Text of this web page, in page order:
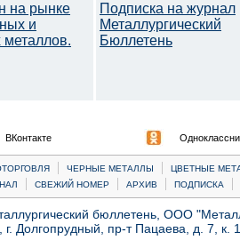
на рынке
и
металлов.
Подписка на журнал
Металлургический
Бюллетень
ВКонтакте
| ЧЕРНЫЕ МЕТАЛЛЫ |
ЦВЕТНЫЕ
| СВЕЖИЙ НОМЕР | АРХИВ | ПОДПИСКА |
бюллетень, ООО
г. Долгопрудный, пр-т Пацаева, д. 7,